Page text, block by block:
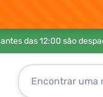
das 12:00 são